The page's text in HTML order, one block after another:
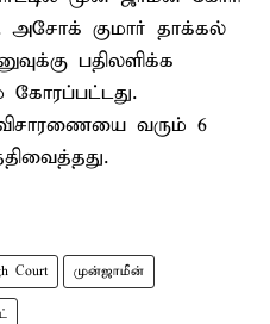
அசோக் குமார் தாக்கல்
பதிலளிக்க
வரும் 6
Court முன்ஜாமீன்